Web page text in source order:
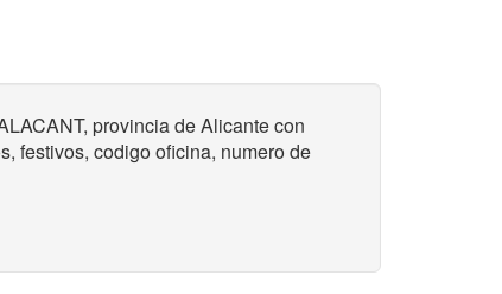
provincia de Alicante con
festivos, codigo oficina, numero de